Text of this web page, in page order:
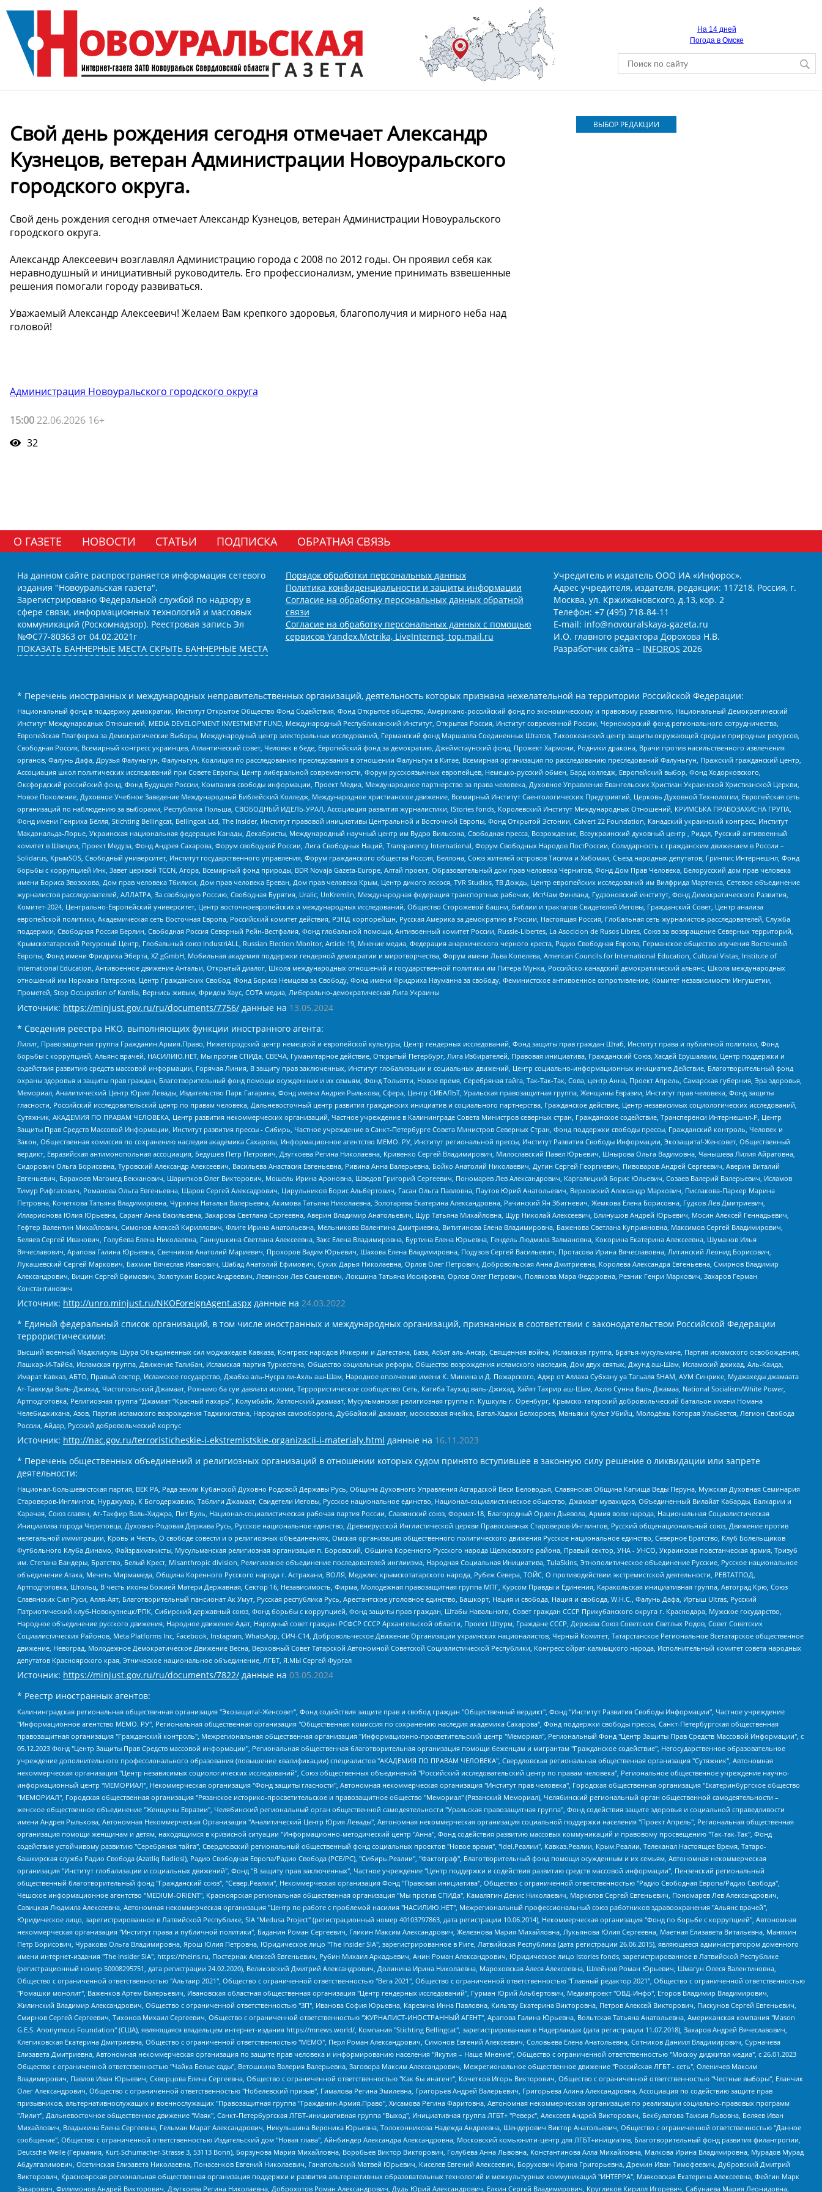
На 14 дней
Погода в Омске
Свой день рождения сегодня отмечает Александр
Кузнецов, ветеран Администрации Новоуральского
городского округа.
Свой день рождения сегодня отмечает Александр Кузнецов, ветеран Администрации Новоуральского
городского округа.
Александр Алексеевич возглавлял Администрацию города с 2008 по 2012 годы. Он проявил себя как
неравнодушный и инициативный руководитель. Его профессионализм, умение принимать взвешенные
решения помогали городу развиваться.
Уважаемый Александр Алексеевич! Желаем Вам крепкого здоровья, благополучия и мирного неба над
головой!
Администрация Новоуральского городского округа
15:00 22.06.2026 16+
32
ВЫБОР РЕДАКЦИИ
О ГАЗЕТЕ НОВОСТИ СТАТЬИ ПОДПИСКА ОБРАТНАЯ СВЯЗЬ
На данном сайте распространяется информация сетевого
издания "Новоуральская газета".
Зарегистрировано Федеральной службой по надзору в
сфере связи, информационных технологий и массовых
коммуникаций (Роскомнадзор). Реестровая запись Эл
№ФС77-80363 от 04.02.2021г
ПОКАЗАТЬ БАННЕРНЫЕ МЕСТА СКРЫТЬ БАННЕРНЫЕ МЕСТА
Порядок обработки персональных данных
Политика конфиденциальности и защиты информации
Согласие на обработку персональных данных обратной
связи
Согласие на обработку персональных данных с помощью
сервисов Yandex.Metrika, LiveInternet, top.mail.ru
Учредитель и издатель ООО ИА «Инфорос».
Адрес учредителя, издателя, редакции: 117218, Россия, г.
Москва, ул. Кржижановского, д.13, кор. 2
Телефон: +7 (495) 718-84-11
E-mail: info@novouralskaya-gazeta.ru
И.О. главного редактора Дорохова Н.В.
Разработчик сайта – INFOROS 2026
* Перечень иностранных и международных неправительственных организаций, деятельность которых признана нежелательной на территории Российской Федерации:
Национальный фонд в поддержку демократии, Институт Открытое Общество Фонд Содействия, Фонд Открытое общество, Американо-российский фонд по экономическому и правовому развитию, Национальный Демократический
Институт Международных Отношений, MEDIA DEVELOPMENT INVESTMENT FUND, Международный Республиканский Институт, Открытая Россия, Институт современной России, Черноморский фонд регионального сотрудничества,
Европейская Платформа за Демократические Выборы, Международный центр электоральных исследований, Германский фонд Маршалла Соединенных Штатов, Тихоокеанский центр защиты окружающей среды и природных ресурсов,
Свободная Россия, Всемирный конгресс украинцев, Атлантический совет, Человек в беде, Европейский фонд за демократию, Джеймстаунский фонд, Прожект Хармони, Родники дракона, Врачи против насильственного извлечения
органов, Фалунь Дафа, Друзья Фалуньгун, Фалуньгун, Коалиция по расследованию преследования в отношении Фалуньгун в Китае, Всемирная организация по расследованию преследований Фалуньгун, Пражский гражданский центр,
Ассоциация школ политических исследований при Совете Европы, Центр либеральной современности, Форум русскоязычных европейцев, Немецко-русский обмен, Бард колледж, Европейский выбор, Фонд Ходорковского,
Оксфордский российский фонд, Фонд Будущее России, Компания свободы информации, Проект Медиа, Международное партнерство за права человека, Духовное Управление Евангельских Христиан Украинской Христианской Церкви,
Новое Поколение, Духовное Учебное Заведение Международный Библейский Колледж, Международное христианское движение, Всемирный Институт Саентологических Предприятий, Церковь Духовной Технологии, Европейская сеть
организаций по наблюдению за выборами, Республика Польша, СВОБОДНЫЙ ИДЕЛЬ-УРАЛ, Ассоциация развития журналистики, IStories fonds, Королевский Институт Международных Отношений, КРИМСЬКА ПРАВОЗАХИСНА ГРУПА,
Фонд имени Генриха Бёлля, Stichting Bellingcat, Bellingcat Ltd, The Insider, Институт правовой инициативы Центральной и Восточной Европы, Фонд Открытой Эстонии, Calvert 22 Foundation, Канадский украинский конгресс, Институт
Макдональда-Лорье, Украинская национальная федерация Канады, Декабристы, Международный научный центр им Вудро Вильсона, Свободная пресса, Возрождение, Всеукраинский духовный центр , Риддл, Русский антивоенный
комитет в Швеции, Проект Медуза, Фонд Андрея Сахарова, Форум свободной России, Лига Свободных Наций, Transparеncy International, Форум Свободных Народов ПостРоссии, Солидарность с гражданским движением в России –
Solidarus, КрымSOS, Свободный университет, Институт государственного управления, Форум гражданского общества Россия, Беллона, Союз жителей островов Тисима и Хабомаи, Съезд народных депутатов, Гринпис Интернешнл, Фонд
борьбы с коррупцией Инк, Завет церквей TCCN, Агора, Всемирный фонд природы, BDR Novaja Gazeta-Europe, Алтай проект, Образовательный дом прав человека Чернигов, Фонд Дом Прав Человека, Белорусский дом прав человека
имени Бориса Звозскова, Дом прав человека Тбилиси, Дом прав человека Ереван, Дом прав человека Крым, Центр дикого лосося, TVR Studios, ТВ Дождь, Центр европейских исследований им Вилфрида Мартенса, Сетевое объединение
журналистов расследователей, АЛЛАТРА, За свободную Россию, Свободная Бурятия, Uralic, UnKremlin, Международная федерация транспортных рабочих, ИстЧам Финланд, Гудзоновский институт, Фонд Демократического Развития,
Комитет-2024, Центрально-Европейский университет, Центр восточноевропейских и международных исследований, Общество Сторожевой башни, Библии и трактатов Свидетелей Иеговы, Гражданский Совет, Центр анализа
европейской политики, Академическая сеть Восточная Европа, Российский комитет действия, РЭНД корпорейшн, Русская Америка за демократию в России, Настоящая Россия, Глобальная сеть журналистов-расследователей, Служба
поддержки, Свободная Россия Берлин, Свободная Россия Северный Рейн-Вестфалия, Фонд глобальной помощи, Антивоенный комитет России, Russie-Libertes, La Asocicion de Rusos Libres, Союз за возвращение Северных территорий,
Крымскотатарский Ресурсный Центр, Глобальный союз IndustriALL, Russian Election Monitor, Article 19, Мнение медиа, Федерация анархического черного креста, Радио Свободная Европа, Германское общество изучения Восточной
Европы, Фонд имени Фридриха Эберта, XZ gGmbH, Мобильная академия поддержки гендерной демократии и миротворчества, Форум имени Льва Копелева, American Councils for International Education, Cultural Vistas, Institute of
International Education, Антивоенное движение Антальи, Открытый диалог, Школа международных отношений и государственной политики им Питера Мунка, Российско-канадский демократический альянс, Школа международных
отношений им Нормана Патерсона, Центр Гражданских Свобод, Фонд Бориса Немцова за Свободу, Фонд имени Фридриха Науманна за свободу, Феминистское антивоенное сопротивление, Комитет независимости Ингушетии,
Прометей, Stop Occupation of Karelia, Вернись живым, Фридом Хаус, СОТА медиа, Либерально-демократическая Лига Украины
Источник: https://minjust.gov.ru/ru/documents/7756/ данные на 13.05.2024
* Сведения реестра НКО, выполняющих функции иностранного агента:
Лилит, Правозащитная группа Гражданин.Армия.Право, Нижегородский центр немецкой и европейской культуры, Центр гендерных исследований, Фонд защиты прав граждан Штаб, Институт права и публичной политики, Фонд
борьбы с коррупцией, Альянс врачей, НАСИЛИЮ.НЕТ, Мы против СПИДа, СВЕЧА, Гуманитарное действие, Открытый Петербург, Лига Избирателей, Правовая инициатива, Гражданский Союз, Хасдей Ерушалаим, Центр поддержки и
содействия развитию средств массовой информации, Горячая Линия, В защиту прав заключенных, Институт глобализации и социальных движений, Центр социально-информационных инициатив Действие, Благотворительный фонд
охраны здоровья и защиты прав граждан, Благотворительный фонд помощи осужденным и их семьям, Фонд Тольятти, Новое время, Серебряная тайга, Так-Так-Так, Сова, центр Анна, Проект Апрель, Самарская губерния, Эра здоровья,
Мемориал, Аналитический Центр Юрия Левады, Издательство Парк Гагарина, Фонд имени Андрея Рылькова, Сфера, Центр СИБАЛЬТ, Уральская правозащитная группа, Женщины Евразии, Институт прав человека, Фонд защиты
гласности, Российский исследовательский центр по правам человека, Дальневосточный центр развития гражданских инициатив и социального партнерства, Гражданское действие, Центр независимых социологических исследований,
Сутяжник, АКАДЕМИЯ ПО ПРАВАМ ЧЕЛОВЕКА, Центр развития некоммерческих организаций, Частное учреждение в Калининграде Совета Министров северных стран, Гражданское содействие, Трансперенси Интернешнл-Р, Центр
Защиты Прав Средств Массовой Информации, Институт развития прессы - Сибирь, Частное учреждение в Санкт-Петербурге Совета Министров Северных Стран, Фонд поддержки свободы прессы, Гражданский контроль, Человек и
Закон, Общественная комиссия по сохранению наследия академика Сахарова, Информационное агентство МЕМО. РУ, Институт региональной прессы, Институт Развития Свободы Информации, Экозащита!-Женсовет, Общественный
вердикт, Евразийская антимонопольная ассоциация, Бедушев Петр Петрович, Дзугкоева Регина Николаевна, Кривенко Сергей Владимирович, Милославский Павел Юрьевич, Шнырова Ольга Вадимовна, Чанышева Лилия Айратовна,
Сидорович Ольга Борисовна, Туровский Александр Алексеевич, Васильева Анастасия Евгеньевна, Ривина Анна Валерьевна, Бойко Анатолий Николаевич, Дугин Сергей Георгиевич, Пивоваров Андрей Сергеевич, Аверин Виталий
Евгеньевич, Барахоев Магомед Бекханович, Шарипков Олег Викторович, Мошель Ирина Ароновна, Шведов Григорий Сергеевич, Пономарев Лев Александрович, Каргалицкий Борис Юльевич, Созаев Валерий Валерьевич, Исламов
Тимур Рифгатович, Романова Ольга Евгеньевна, Щаров Сергей Алексадрович, Цирульников Борис Альбертович, Гасан Ольга Павловна, Паутов Юрий Анатольевич, Верховский Александр Маркович, Пислакова-Паркер Марина
Петровна, Кочеткова Татьяна Владимировна, Чуркина Наталья Валерьевна, Акимова Татьяна Николаевна, Золотарева Екатерина Александровна, Рачинский Ян Збигневич, Жемкова Елена Борисовна, Гудков Лев Дмитриевич,
Илларионова Юлия Юрьевна, Саранг Анна Васильевна, Захарова Светлана Сергеевна, Аверин Владимир Анатольевич, Щур Татьяна Михайловна, Щур Николай Алексеевич, Блинушов Андрей Юрьевич, Мосин Алексей Геннадьевич,
Гефтер Валентин Михайлович, Симонов Алексей Кириллович, Флиге Ирина Анатольевна, Мельникова Валентина Дмитриевна, Вититинова Елена Владимировна, Баженова Светлана Куприяновна, Максимов Сергей Владимирович,
Беляев Сергей Иванович, Голубева Елена Николаевна, Ганнушкина Светлана Алексеевна, Закс Елена Владимировна, Буртина Елена Юрьевна, Гендель Людмила Залмановна, Кокорина Екатерина Алексеевна, Шуманов Илья
Вячеславович, Арапова Галина Юрьевна, Свечников Анатолий Мариевич, Прохоров Вадим Юрьевич, Шахова Елена Владимировна, Подузов Сергей Васильевич, Протасова Ирина Вячеславовна, Литинский Леонид Борисович,
Лукашевский Сергей Маркович, Бахмин Вячеслав Иванович, Шабад Анатолий Ефимович, Сухих Дарья Николаевна, Орлов Олег Петрович, Добровольская Анна Дмитриевна, Королева Александра Евгеньевна, Смирнов Владимир
Александрович, Вицин Сергей Ефимович, Золотухин Борис Андреевич, Левинсон Лев Семенович, Локшина Татьяна Иосифовна, Орлов Олег Петрович, Полякова Мара Федоровна, Резник Генри Маркович, Захаров Герман
Константинович
Источник: http://unro.minjust.ru/NKOForeignAgent.aspx данные на 24.03.2022
* Единый федеральный список организаций, в том числе иностранных и международных организаций, признанных в соответствии с законодательством Российской Федерации
террористическими:
Высший военный Маджлисуль Шура Объединенных сил моджахедов Кавказа, Конгресс народов Ичкерии и Дагестана, База, Асбат аль-Ансар, Священная война, Исламская группа, Братья-мусульмане, Партия исламского освобождения,
Лашкар-И-Тайба, Исламская группа, Движение Талибан, Исламская партия Туркестана, Общество социальных реформ, Общество возрождения исламского наследия, Дом двух святых, Джунд аш-Шам, Исламский джихад, Аль-Каида,
Имарат Кавказ, АБТО, Правый сектор, Исламское государство, Джабха аль-Нусра ли-Ахль аш-Шам, Народное ополчение имени К. Минина и Д. Пожарского, Аджр от Аллаха Субхану уа Тагьаля SHAM, АУМ Синрике, Муджахеды джамаата
Ат-Тавхида Валь-Джихад, Чистопольский Джамаат, Рохнамо ба суи давлати исломи, Террористическое сообщество Сеть, Катиба Таухид валь-Джихад, Хайят Тахрир аш-Шам, Ахлю Сунна Валь Джамаа, National Socialism/White Power,
Артподготовка, Религиозная группа “Джамаат “Красный пахарь”, Колумбайн, Хатлонский джамаат, Мусульманская религиозная группа п. Кушкуль г. Оренбург, Крымско-татарский добровольческий батальон имени Номана
Челебиджихана, Азов, Партия исламского возрождения Таджикистана, Народная самооборона, Дуббайский джамаат, московская ячейка, Батал-Хаджи Белхороев, Маньяки Культ Убийц, Молодёжь Которая Улыбается, Легион Свобода
России, Айдар, Русский добровольческий корпус
Источник: http://nac.gov.ru/terroristicheskie-i-ekstremistskie-organizacii-i-materialy.html данные на 16.11.2023
* Перечень общественных объединений и религиозных организаций в отношении которых судом принято вступившее в законную силу решение о ликвидации или запрете
деятельности:
Национал-большевистская партия, ВЕК РА, Рада земли Кубанской Духовно Родовой Державы Русь, Община Духовного Управления Асгардской Веси Беловодья, Славянская Община Капища Веды Перуна, Мужская Духовная Семинария
Староверов-Инглингов, Нурджулар, К Богодержавию, Таблиги Джамаат, Свидетели Иеговы, Русское национальное единство, Национал-социалистическое общество, Джамаат мувахидов, Объединенный Вилайат Кабарды, Балкарии и
Карачая, Союз славян, Ат-Такфир Валь-Хиджра, Пит Буль, Национал-социалистическая рабочая партия России, Славянский союз, Формат-18, Благородный Орден Дьявола, Армия воли народа, Национальная Социалистическая
Инициатива города Череповца, Духовно-Родовая Держава Русь, Русское национальное единство, Древнерусской Инглистической церкви Православных Староверов-Инглингов, Русский общенациональный союз, Движение против
нелегальной иммиграции, Кровь и Честь, О свободе совести и о религиозных объединениях, Омская организация общественного политического движения Русское национальное единство, Северное Братство, Клуб Болельщиков
Футбольного Клуба Динамо, Файзрахманисты, Мусульманская религиозная организация п. Боровский, Община Коренного Русского народа Щелковского района, Правый сектор, УНА - УНСО, Украинская повстанческая армия, Тризуб
им. Степана Бандеры, Братство, Белый Крест, Misanthropic division, Религиозное объединение последователей инглиизма, Народная Социальная Инициатива, TulaSkins, Этнополитическое объединение Русские, Русское национальное
объединение Атака, Мечеть Мирмамеда, Община Коренного Русского народа г. Астрахани, ВОЛЯ, Меджлис крымскотатарского народа, Рубеж Севера, ТОЙС, О противодействии экстремистской деятельности, РЕВТАТПОД,
Артподготовка, Штольц, В честь иконы Божией Матери Державная, Сектор 16, Независимость, Фирма, Молодежная правозащитная группа МПГ, Курсом Правды и Единения, Каракольская инициативная группа, Автоград Крю, Союз
Славянских Сил Руси, Алля-Аят, Благотворительный пансионат Ак Умут, Русская республика Русь, Арестантское уголовное единство, Башкорт, Нация и свобода, Нация и свобода, W.H.С., Фалунь Дафа, Иртыш Ultras, Русский
Патриотический клуб-Новокузнецк/РПК, Сибирский державный союз, Фонд борьбы с коррупцией, Фонд защиты прав граждан, Штабы Навального, Совет граждан СССР Прикубанского округа г. Краснодара, Мужское государство,
Народное объединение русского движения, Народное движение Адат, Народный совет граждан РСФСР СССР Архангельской области, Проект Штурм, Граждане СССР, Держава Союз Советских Светлых Родов, Совет Советских
Социалистических Районов, Meta Platforms Inc, Facebook, Instagram, WhatsApp, СИЧ-С14, Добровольческое Движение Организации украинских националистов, Черный Комитет, Татарстанское Региональное Всетатарское общественное
движение, Невоград, Молодежное Демократическое Движение Весна, Верховный Совет Татарской Автономной Советской Социалистической Республики, Конгресс ойрат-калмыцкого народа, Исполнительный комитет совета народных
депутатов Красноярского края, Этническое национальное объединение, ЛГБТ, Я.МЫ Сергей Фургал
Источник: https://minjust.gov.ru/ru/documents/7822/ данные на 03.05.2024
* Реестр иностранных агентов:
Калининградская региональная общественная организация "Экозащита!-Женсовет", Фонд содействия защите прав и свобод граждан "Общественный вердикт", Фонд "Институт Развития Свободы Информации", Частное учреждение "Информационное агентство МЕМО. РУ", Региональная общественная организация "Общественная комиссия по сохранению наследия академика Сахарова", Фонд поддержки свободы прессы, Санкт-Петербургская общественная правозащитная организация "Гражданский контроль", Межрегиональная общественная организация "Информационно-просветительский центр "Мемориал", Региональный Фонд "Центр Защиты Прав Средств Массовой Информации", с 05.12.2023 Фонд "Центр Защиты Прав Средств массовой информации", Региональная общественная благотворительная организация помощи беженцам и мигрантам "Гражданское содействие", Негосударственное образовательное учреждение дополнительного профессионального образования (повышение квалификации) специалистов "АКАДЕМИЯ ПО ПРАВАМ ЧЕЛОВЕКА", Свердловская региональная общественная организация "Сутяжник", Автономная некоммерческая организация "Центр независимых социологических исследований", Союз общественных объединений "Российский исследовательский центр по правам человека", Региональное общественное учреждение научно-информационный центр "МЕМОРИАЛ", Некоммерческая организация "Фонд защиты гласности", Автономная некоммерческая организация "Институт прав человека", Городская общественная организация "Екатеринбургское общество "МЕМОРИАЛ", Городская общественная организация "Рязанское историко-просветительское и правозащитное общество "Мемориал" (Рязанский Мемориал), Челябинский региональный орган общественной самодеятельности – женское общественное объединение "Женщины Евразии", Челябинский региональный орган общественной самодеятельности "Уральская правозащитная группа", Фонд содействия защите здоровья и социальной справедливости имени Андрея Рылькова, Автономная Некоммерческая Организация "Аналитический Центр Юрия Левады", Автономная некоммерческая организация социальной поддержки населения "Проект Апрель", Региональная общественная организация помощи женщинам и детям, находящимся в кризисной ситуации "Информационно-методический центр "Анна", Фонд содействия развитию массовых коммуникаций и правовому просвещению "Так-так-Так", Фонд содействия устойчивому развитию "Серебряная тайга", Свердловский региональный общественный фонд социальных проектов "Новое время", "Idel.Реалии", Кавказ.Реалии, Крым.Реалии, Телеканал Настоящее Время, Татаро-башкирская служба Радио Свобода (Azatliq Radiosi), Радио Свободная Европа/Радио Свобода (PCE/PC), "Сибирь.Реалии", "Фактограф", Благотворительный фонд помощи осужденным и их семьям, Автономная некоммерческая организация "Институт глобализации и социальных движений", Фонд "В защиту прав заключенных", Частное учреждение "Центр поддержки и содействия развитию средств массовой информации", Пензенский региональный общественный благотворительный фонд "Гражданский союз", "Север.Реалии", Некоммерческая организация Фонд "Правовая инициатива", Общество с ограниченной ответственностью "Радио Свободная Европа/Радио Свобода", Чешское информационное агентство "MEDIUM-ORIENT", Красноярская региональная общественная организация "Мы против СПИДа", Камалягин Денис Николаевич, Маркелов Сергей Евгеньевич, Пономарев Лев Александрович, Савицкая Людмила Алексеевна, Автономная некоммерческая организация "Центр по работе с проблемой насилия "НАСИЛИЮ.НЕТ", Межрегиональный профессиональный союз работников здравоохранения "Альянс врачей", Юридическое лицо, зарегистрированное в Латвийской Республике, SIA "Medusa Project" (регистрационный номер 40103797863, дата регистрации 10.06.2014), Некоммерческая организация "Фонд по борьбе с коррупцией", Автономная некоммерческая организация "Институт права и публичной политики", Баданин Роман Сергеевич, Гликин Максим Александрович, Железнова Мария Михайловна, Лукьянова Юлия Сергеевна, Маетная Елизавета Витальевна, Маняхин Петр Борисович, Чуракова Ольга Владимировна, Ярош Юлия Петровна, Юридическое лицо "The Insider SIA", зарегистрированное в Риге, Латвийская Республика (дата регистрации 26.06.2015), являющееся администратором доменного имени интернет-издания "The Insider SIA", https://theins.ru, Постернак Алексей Евгеньевич, Рубин Михаил Аркадьевич, Анин Роман Александрович, Юридическое лицо Istories fonds, зарегистрированное в Латвийской Республике (регистрационный номер 50008295751, дата регистрации 24.02.2020), Великовский Дмитрий Александрович, Долинина Ирина Николаевна, Мароховская Алеся Алексеевна, Шлейнов Роман Юрьевич, Шмагун Олеся Валентиновна, Общество с ограниченной ответственностью "Альтаир 2021", Общество с ограниченной ответственностью "Вега 2021", Общество с ограниченной ответственностью "Главный редактор 2021", Общество с ограниченной ответственностью "Ромашки монолит", Важенков Артем Валерьевич, Ивановская областная общественная организация "Центр гендерных исследований", Гурман Юрий Альбертович, Медиапроект "ОВД-Инфо", Егоров Владимир Владимирович, Жилинский Владимир Александрович, Общество с ограниченной ответственностью "ЗП", Иванова София Юрьевна, Карезина Инна Павловна, Кильтау Екатерина Викторовна, Петров Алексей Викторович, Пискунов Сергей Евгеньевич, Смирнов Сергей Сергеевич, Тихонов Михаил Сергеевич, Общество с ограниченной ответственностью "ЖУРНАЛИСТ-ИНОСТРАННЫЙ АГЕНТ", Арапова Галина Юрьевна, Вольтская Татьяна Анатольевна, Американская компания "Mason G.E.S. Anonymous Foundation" (США), являющаяся владельцем интернет-издания https://mnews.world/, Компания "Stichting Bellingcat", зарегистрированная в Нидерландах (дата регистрации 11.07.2018), Захаров Андрей Вячеславович, Клепиковская Екатерина Дмитриевна, Общество с ограниченной ответственностью "МЕМО", Перл Роман Александрович, Симонов Евгений Алексеевич, Соловьева Елена Анатольевна, Сотников Даниил Владимирович, Сурначева Елизавета Дмитриевна, Автономная некоммерческая организация по защите прав человека и информированию населения "Якутия – Наше Мнение", Общество с ограниченной ответственностью "Москоу диджитал медиа", с 26.01.2023 Общество с ограниченной ответственностью "Чайка Белые сады", Ветошкина Валерия Валерьевна, Заговора Максим Александрович, Межрегиональное общественное движение "Российская ЛГБТ - сеть", Оленичев Максим Владимирович, Павлов Иван Юрьевич, Скворцова Елена Сергеевна, Общество с ограниченной ответственностью "Как бы инагент", Кочетков Игорь Викторович, Общество с ограниченной ответственностью "Честные выборы", Еланчик Олег Александрович, Общество с ограниченной ответственностью "Нобелевский призыв", Гималова Регина Эмилевна, Григорьев Андрей Валерьевич, Григорьева Алина Александровна, Ассоциация по содействию защите прав призывников, альтернативнослужащих и военнослужащих "Правозащитная группа "Гражданин.Армия.Право", Хисамова Регина Фаритовна, Автономная некоммерческая организация по реализации социально-правовых программ "Лилит", Дальневосточное общественное движение "Маяк", Санкт-Петербургская ЛГБТ-инициативная группа "Выход", Инициативная группа ЛГБТ+ "Реверс", Алексеев Андрей Викторович, Бекбулатова Таисия Львовна, Беляев Иван Михайлович, Владыкина Елена Сергеевна, Гельман Марат Александрович, Никульшина Вероника Юрьевна, Толоконникова Надежда Андреевна, Шендерович Виктор Анатольевич, Общество с ограниченной ответственностью "Данное сообщение", Общество с ограниченной ответственностью Издательский дом "Новая глава", Айнбиндер Александра Александровна, Московский комьюнити-центр для ЛГБТ+инициатив, Благотворительный фонд развития филантропии, Deutsche Welle (Германия, Kurt-Schumacher-Strasse 3, 53113 Bonn), Борзунова Мария Михайловна, Воробьев Виктор Викторович, Голубева Анна Львовна, Константинова Алла Михайловна, Малкова Ирина Владимировна, Мурадов Мурад Абдулгалимович, Осетинская Елизавета Николаевна, Понасенков Евгений Николаевич, Ганапольский Матвей Юрьевич, Киселев Евгений Алексеевич, Борухович Ирина Григорьевна, Дремин Иван Тимофеевич, Дубровский Дмитрий Викторович, Красноярская региональная общественная организация поддержки и развития альтернативных образовательных технологий и межкультурных коммуникаций "ИНТЕРРА", Маяковская Екатерина Алексеевна, Фейгин Марк Захарович, Филимонов Андрей Викторович, Дзугкоева Регина Николаевна, Доброхотов Роман Александрович, Дудь Юрий Александрович, Елкин Сергей Владимирович, Кругликов Кирилл Игоревич, Сабунаева Мария Леонидовна, Семенов Алексей Владимирович, Шаинян Карен Багратович, Шульман Екатерина Михайловна, Асафьев Артур Валерьевич, Вахштайн Виктор Семенович, Венедиктов Алексей Алексеевич, Лушникова Екатерина Евгеньевна, Волков Леонид Михайлович, Невзоров Александр Глебович, Пархоменко Сергей Борисович, Сироткин Ярослав Николаевич, Кара-Мурза Владимир Владимирович, Баранова Наталья Владимировна, Гозман Леонид Яковлевич, Кагарлицкий Борис Юльевич, Климарев Михаил Валерьевич, Милов Владимир Станиславович, Автономная некоммерческая организация Краснодарский центр современного искусства "Типография", Моргенштерн Алишер Тагирович, Соболь Любовь Эдуардовна, Общество с ограниченной ответственностью "ЛИЗА НОРМ", Каспаров Гарри Кимович, Ходорковский Михаил Борисович, Общество с ограниченной ответственностью "Апрельские тезисы", Данилович Ирина Брониславовна, Кашин Олег Владимирович, Петров Николай Владимирович, Пивоваров Алексей Владимирович, Соколов Михаил Владимирович, Цветкова Юлия Владимировна, Чичваркин Евгений Александрович, Комитет против пыток/Команда против пыток, Общество с ограниченной ответственностью "Первый научный", Общество с ограниченной ответственностью "Вертолет и ко", Белоцерковская Вероника Борисовна, Кац Максим Евгеньевич, Лазарева Татьяна Юрьевна, Шаведдинов Руслан Табризович, Яшин Илья Валерьевич, Общество с ограниченной ответственностью "Иноагент ААВ", Алешковский Дмитрий Петрович, Альбац Евгения Марковна, Быков Дмитрий Львович, Галямина Юлия Евгеньевна, Лойко Сергей Леонидович, Мартынов Кирилл Константинович, Медведев Сергей Александрович, Крашенинников Федор Геннадиевич, Гордеева Катерина Вл